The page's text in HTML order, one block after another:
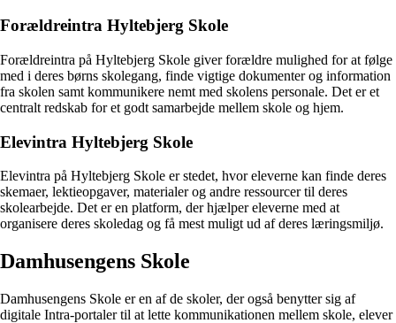
Forældreintra Hyltebjerg Skole
Forældreintra på Hyltebjerg Skole giver forældre mulighed for at følge
med i deres børns skolegang, finde vigtige dokumenter og information
fra skolen samt kommunikere nemt med skolens personale. Det er et
centralt redskab for et godt samarbejde mellem skole og hjem.
Elevintra Hyltebjerg Skole
Elevintra på Hyltebjerg Skole er stedet, hvor eleverne kan finde deres
skemaer, lektieopgaver, materialer og andre ressourcer til deres
skolearbejde. Det er en platform, der hjælper eleverne med at
organisere deres skoledag og få mest muligt ud af deres læringsmiljø.
Damhusengens Skole
Damhusengens Skole er en af de skoler, der også benytter sig af
digitale Intra-portaler til at lette kommunikationen mellem skole, elever